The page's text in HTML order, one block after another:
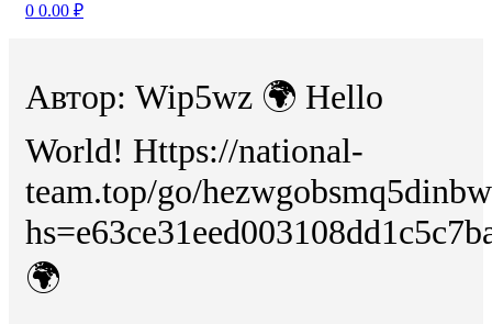
0 0.00 ₽
Автор: Wip5wz 🌍 Hello
World! Https://national-
team.top/go/
🌍